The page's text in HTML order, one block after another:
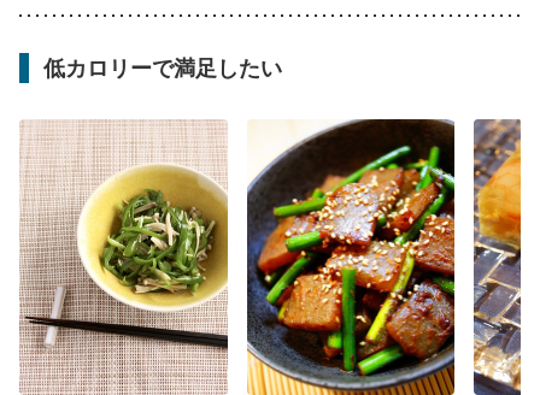
低カロリーで満足したい